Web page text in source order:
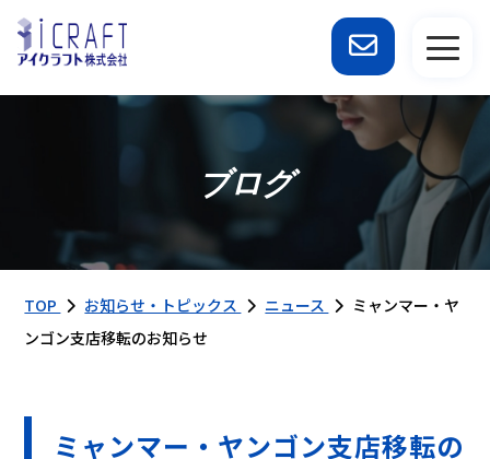
ブログ
TOP お知らせ・トピックス ニュース
ミャンマー・ヤ
ンゴン支店移転のお知らせ
ミャンマー・ヤンゴン支店移転の